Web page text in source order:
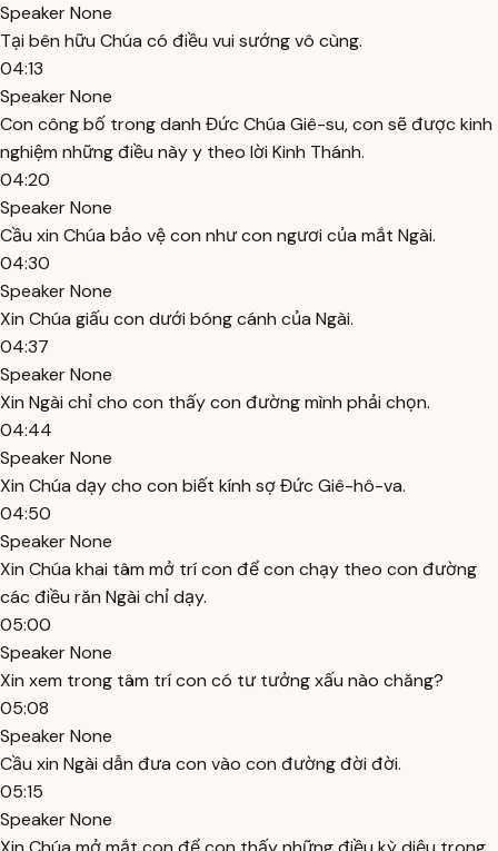
Speaker None
Tại bên hữu Chúa có điều vui sướng vô cùng.
04:13
Speaker None
Con công bố trong danh Đức Chúa Giê-su, con sẽ được kinh
nghiệm những điều này y theo lời Kinh Thánh.
04:20
Speaker None
Cầu xin Chúa bảo vệ con như con ngươi của mắt Ngài.
04:30
Speaker None
Xin Chúa giấu con dưới bóng cánh của Ngài.
04:37
Speaker None
Xin Ngài chỉ cho con thấy con đường mình phải chọn.
04:44
Speaker None
Xin Chúa dạy cho con biết kính sợ Đức Giê-hô-va.
04:50
Speaker None
Xin Chúa khai tâm mở trí con để con chạy theo con đường
các điều răn Ngài chỉ dạy.
05:00
Speaker None
Xin xem trong tâm trí con có tư tưởng xấu nào chăng?
05:08
Speaker None
Cầu xin Ngài dẫn đưa con vào con đường đời đời.
05:15
Speaker None